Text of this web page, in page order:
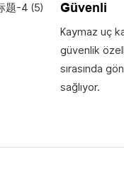
Güvenli
Kaymaz uç
güvenlik
sırasında
sağlıyor.